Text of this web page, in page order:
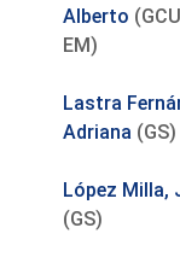
Alberto
EM)
Lastra
Adriana (GS)
López Milla,
(GS)